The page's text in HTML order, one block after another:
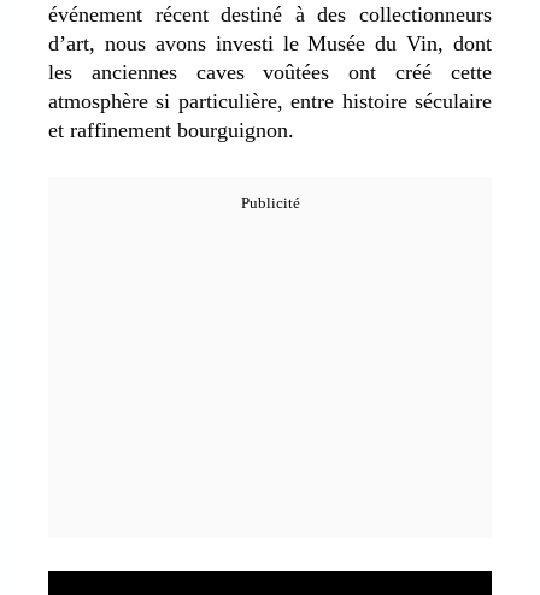
événement récent destiné à des collectionneurs
d’art, nous avons investi le Musée du Vin, dont
les anciennes caves voûtées ont créé cette
atmosphère si particulière, entre histoire séculaire
et raffinement bourguignon.